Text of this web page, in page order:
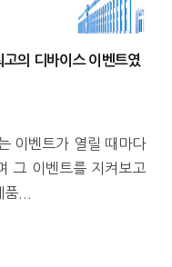
고의 디바이스 이벤트였
이벤트가 열릴 때마다
그 이벤트를 지켜보고
...